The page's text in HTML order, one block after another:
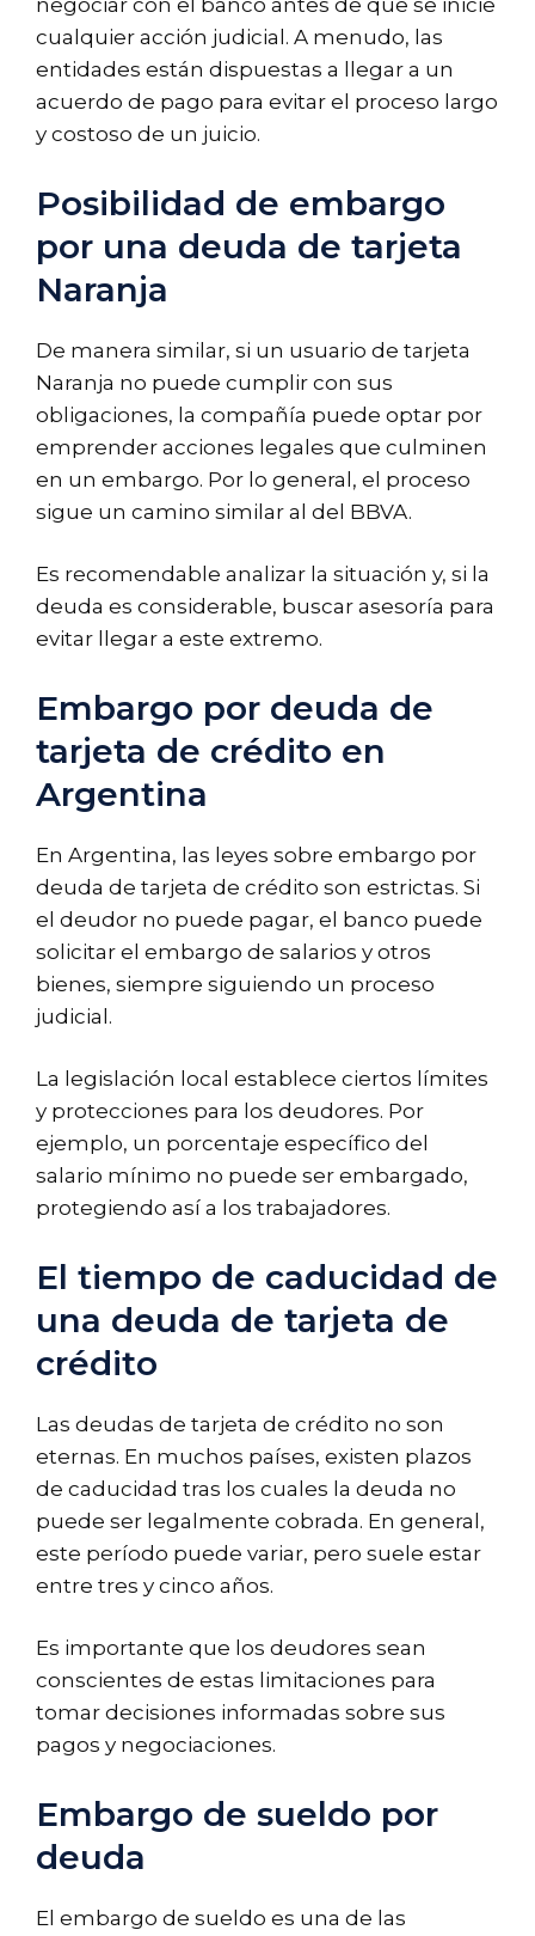
negociar con el banco antes de que se inicie
cualquier acción judicial. A menudo, las
entidades están dispuestas a llegar a un
acuerdo de pago para evitar el proceso largo
y costoso de un juicio.
Posibilidad de embargo
por una deuda de tarjeta
Naranja
De manera similar, si un usuario de tarjeta
Naranja no puede cumplir con sus
obligaciones, la compañía puede optar por
emprender acciones legales que culminen
en un embargo. Por lo general, el proceso
sigue un camino similar al del BBVA.
Es recomendable analizar la situación y, si la
deuda es considerable, buscar asesoría para
evitar llegar a este extremo.
Embargo por deuda de
tarjeta de crédito en
Argentina
En Argentina, las leyes sobre embargo por
deuda de tarjeta de crédito son estrictas. Si
el deudor no puede pagar, el banco puede
solicitar el embargo de salarios y otros
bienes, siempre siguiendo un proceso
judicial.
La legislación local establece ciertos límites
y protecciones para los deudores. Por
ejemplo, un porcentaje específico del
salario mínimo no puede ser embargado,
protegiendo así a los trabajadores.
El tiempo de caducidad de
una deuda de tarjeta de
crédito
Las deudas de tarjeta de crédito no son
eternas. En muchos países, existen plazos
de caducidad tras los cuales la deuda no
puede ser legalmente cobrada. En general,
este período puede variar, pero suele estar
entre tres y cinco años.
Es importante que los deudores sean
conscientes de estas limitaciones para
tomar decisiones informadas sobre sus
pagos y negociaciones.
Embargo de sueldo por
deuda
El embargo de sueldo es una de las